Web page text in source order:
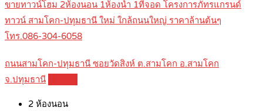
ขายทาวน์โฮม 2ห้องนอน 1ห้องน้ำ 1ที่จอด โครงการภัทรแกรนด์
ทาวน์ สามโคก-ปทุมธานี ใหม่ ใกล้ถนนใหญ่ ราคาล้านต้นๆ
โทร.086-304-6058
ถนนสามโคก-ปทุมธานี ซอยวัดสิงห์ ต.สามโคก อ.สามโคก
จ.ปทุมธานี
2 ห้องนอน